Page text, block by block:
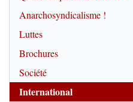
Anarchosyndicalisme !
Luttes
Brochures
Société
International